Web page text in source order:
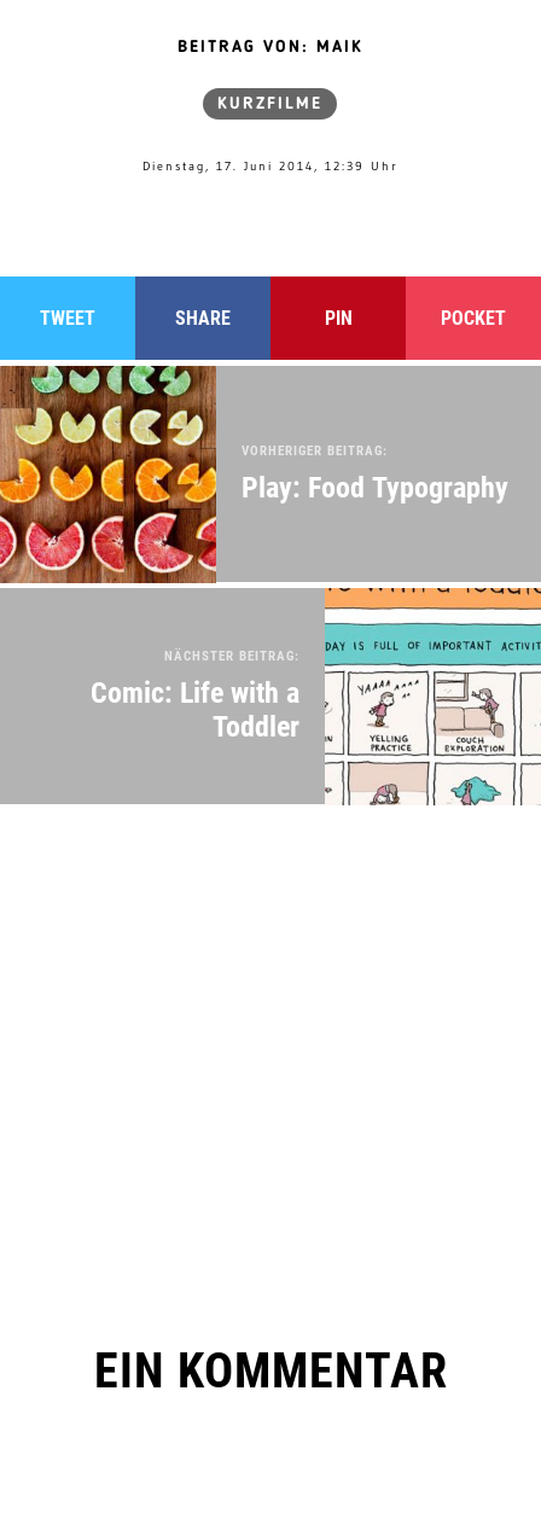
BEITRAG VON: MAIK
KURZFILME
Dienstag, 17. Juni 2014, 12:39 Uhr
TWEET SHARE PIN POCKET
VORHERIGER BEITRAG:
Play: Food Typography
NÄCHSTER BEITRAG:
Comic: Life with a
Toddler
EIN KOMMENTAR